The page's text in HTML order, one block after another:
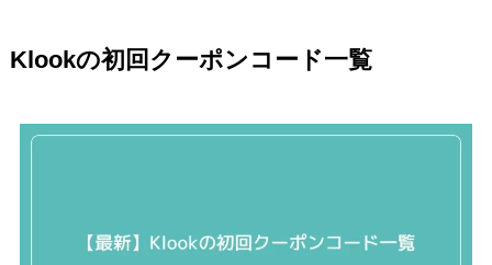
Klookの初回クーポンコード一覧